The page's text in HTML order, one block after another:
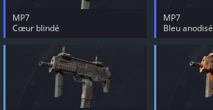
MP7
Cœur blindé
MP7
Bleu anodisé